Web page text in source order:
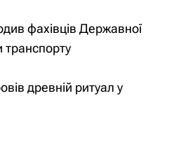
фахівців Державної
транспорту
древній ритуал у